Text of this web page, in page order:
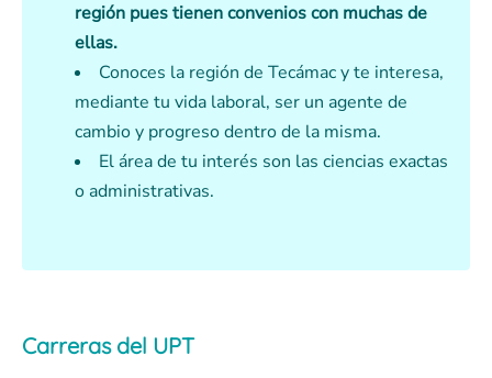
región pues tienen convenios con muchas de
ellas.
Conoces la región de Tecámac y te interesa,
mediante tu vida laboral, ser un agente de
cambio y progreso dentro de la misma.
El área de tu interés son las ciencias exactas
o administrativas.
Carreras del UPT